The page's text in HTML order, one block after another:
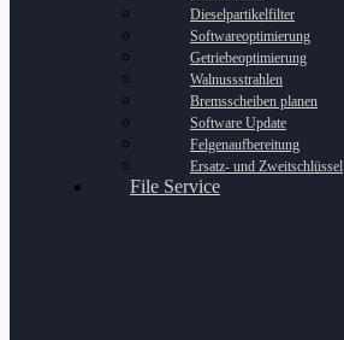
Dieselpartikelfilter
Softwareoptimierung
Getriebeoptimierung
Walnussstrahlen
Bremsscheiben planen
Software Update
Felgenaufbereitung
Ersatz- und Zweitschlüssel
File Service